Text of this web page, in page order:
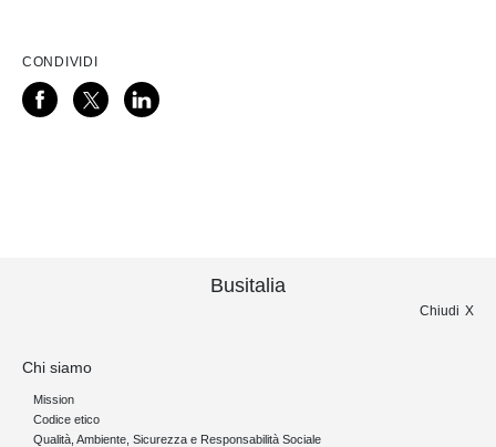
CONDIVIDI
Busitalia
Chiudi
Chi siamo
Mission
Codice etico
Qualità, Ambiente, Sicurezza e Responsabilità Sociale